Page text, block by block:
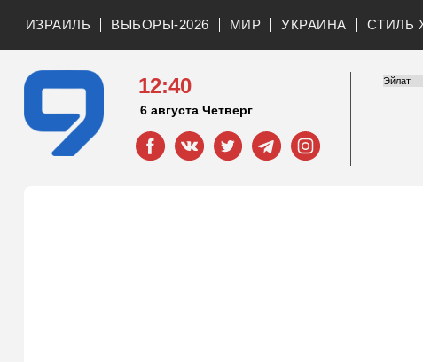
ИЗРАИЛЬ ВЫБОРЫ-2026 МИР УКРАИНА СТИЛЬ
12:40
6 августа Четверг